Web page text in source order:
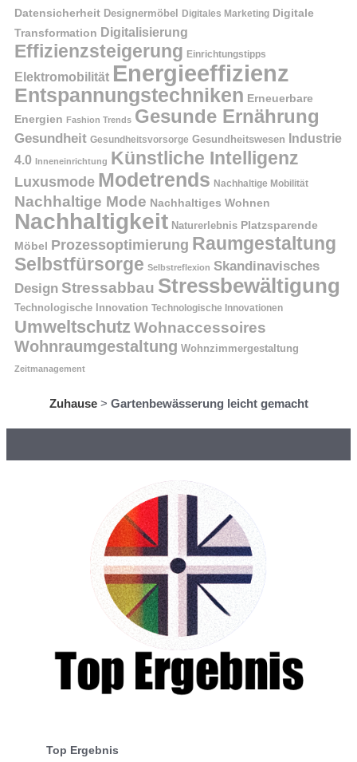
Datensicherheit Designermöbel Digitales Marketing Digitale
Transformation Digitalisierung
Effizienzsteigerung Einrichtungstipps
Elektromobilität Energieeffizienz
Entspannungstechniken Erneuerbare
Energien Fashion Trends Gesunde Ernährung
Gesundheit Gesundheitsvorsorge Gesundheitswesen Industrie
4.0 Inneneinrichtung Künstliche Intelligenz
Luxusmode Modetrends Nachhaltige Mobilität
Nachhaltige Mode Nachhaltiges Wohnen
Nachhaltigkeit Naturerlebnis Platzsparende
Möbel
Prozessoptimierung Raumgestaltung
Selbstfürsorge Selbstreflexion Skandinavisches
Design Stressabbau Stressbewältigung
Technologische Innovation Technologische Innovationen
Umweltschutz Wohnaccessoires
Wohnraumgestaltung Wohnzimmergestaltung
Zeitmanagement
Zuhause> Gartenbewässerung leicht gemacht
Top Ergebnis